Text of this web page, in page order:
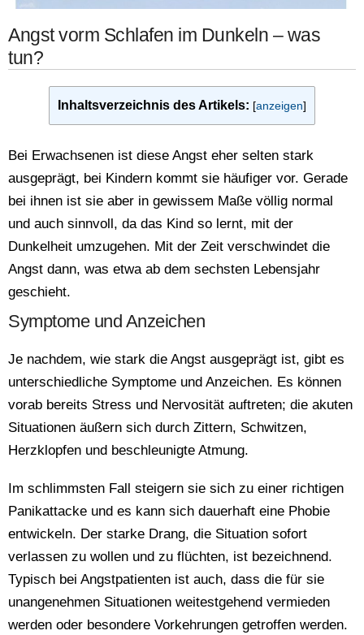
Angst vorm Schlafen im Dunkeln – was
tun?
Inhaltsverzeichnis des Artikels: [anzeigen]
Bei Erwachsenen ist diese Angst eher selten stark
ausgeprägt, bei Kindern kommt sie häufiger vor. Gerade
bei ihnen ist sie aber in gewissem Maße völlig normal
und auch sinnvoll, da das Kind so lernt, mit der
Dunkelheit umzugehen. Mit der Zeit verschwindet die
Angst dann, was etwa ab dem sechsten Lebensjahr
geschieht.
Symptome und Anzeichen
Je nachdem, wie stark die Angst ausgeprägt ist, gibt es
unterschiedliche Symptome und Anzeichen. Es können
vorab bereits Stress und Nervosität auftreten; die akuten
Situationen äußern sich durch Zittern, Schwitzen,
Herzklopfen und beschleunigte Atmung.
Im schlimmsten Fall steigern sie sich zu einer richtigen
Panikattacke und es kann sich dauerhaft eine Phobie
entwickeln. Der starke Drang, die Situation sofort
verlassen zu wollen und zu flüchten, ist bezeichnend.
Typisch bei Angstpatienten ist auch, dass die für sie
unangenehmen Situationen weitestgehend vermieden
werden oder besondere Vorkehrungen getroffen werden.